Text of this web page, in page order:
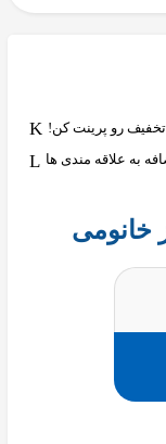
تخفیف رو پرینت کن!
به علاقه مندی ها